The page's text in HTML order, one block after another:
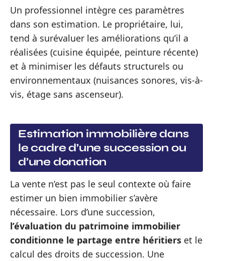
Un professionnel intègre ces paramètres
dans son estimation. Le propriétaire, lui,
tend à surévaluer les améliorations qu’il a
réalisées (cuisine équipée, peinture récente)
et à minimiser les défauts structurels ou
environnementaux (nuisances sonores, vis-à-
vis, étage sans ascenseur).
Estimation immobilière dans
le cadre d’une succession ou
d’une donation
La vente n’est pas le seul contexte où faire
estimer un bien immobilier s’avère
nécessaire. Lors d’une succession,
l’évaluation du patrimoine immobilier
conditionne le partage entre héritiers et le
calcul des droits de succession. Une